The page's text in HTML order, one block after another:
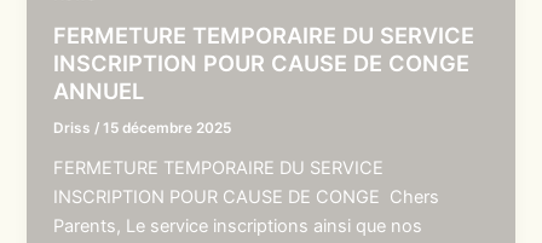
FERMETURE TEMPORAIRE DU SERVICE
INSCRIPTION POUR CAUSE DE CONGE
ANNUEL
Driss /15 décembre 2025
FERMETURE TEMPORAIRE DU SERVICE
INSCRIPTION POUR CAUSE DE CONGE Chers
Parents, Le service inscriptions ainsi que nos